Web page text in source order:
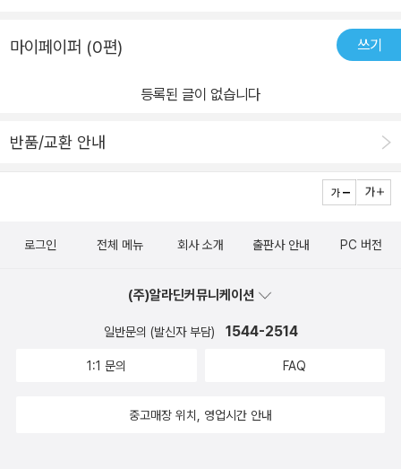
로의 이행이라는 시대의 요구에 직면했을 때 그것을 성취해낸 작가가
바로 레르몬토프이다. _보리스 예이헨바움 『우리 시대의 영웅』은 27
세의 나이로 요절한 러시아의 천재 시인 레르몬토프가 남긴 유일한
되고 그것이 완전히 발현된 초상”이라고 밝힌 ‘우리 시대 영웅’의 형
하며, 치기 어린 염세주의로 세상에 맞서는 주인공 페초린의 모습에
서 당시 러시아에 퍼져 있던 바이런주의의 전형을 만날 수 있다. 러시
아문학 연구자이자 소설가인 김연경의 유려한 번역으로 소개된다. 0
탁월한 문학적 상상력의 결합 세계문학사에 길이 남을 최고의 종교
열광적이고 명상적인 상상력의 거대한 저장고이다. _윌리엄 블레이
대로 한 『실낙원』은 10,565행에 달하는 대서사시로, 밀턴은 일정한
마이페이퍼 (0편) 쓰기
등록된 글이 없습니다
반품/교환 안내
로그인 전체 메뉴 회사 소개 출판사 안내 PC 버전
(주)알라딘커뮤니케이션
일반문의 (발신자 부담) 1544-2514
1:1 문의 FAQ
중고매장 위치, 영업시간 안내